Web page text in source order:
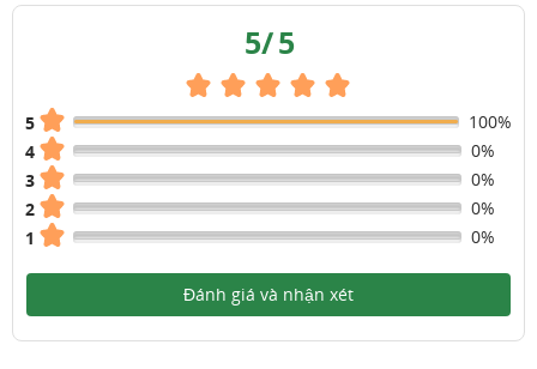
5/5
5
100%
4
0%
3
0%
2
0%
1
0%
Đánh giá và nhận xét